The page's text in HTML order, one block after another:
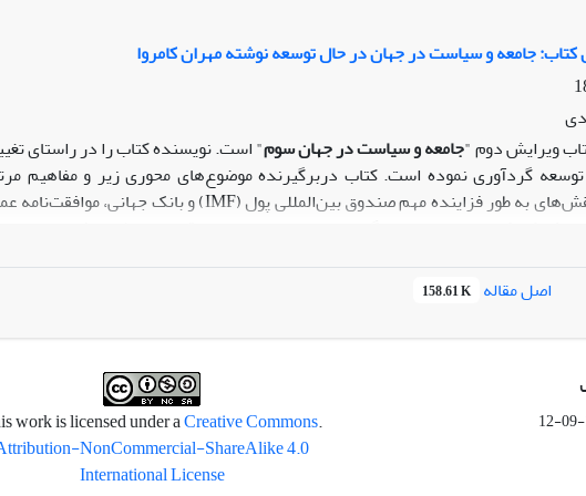
کتاب: جامعه و سیاست در جهان در حال توسعه نوشته مهران کامروا
ویرایش دوم "جامعه و سیاست در جهان سوم" است. نویسنده کتاب را در راستای
گردآوری نموده است. کتاب دربرگیرنده موضوع‌های محوری زیر و مفاهیم
کودکان خیابانی، روسپیگری، ساخت و سازهای غیرقانونی و ظهور افراد و
و پیامدهای سیاسی تغییر اجتماعی: تأثیر فزاینده ارزش‌ها، سرمایه و
درحال توسعه
اصل مقاله 158.61 K
.This work is licensed under a
Creative Commons
NonCommercial-ShareAlike 4.0
International License